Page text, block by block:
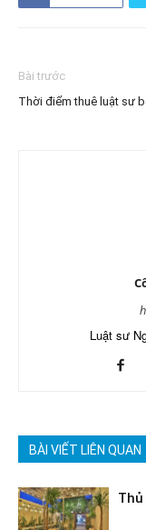
Bài trước
Thời điểm thuê luật sư
Luật sư
BÀI VIẾT LIÊN QUAN